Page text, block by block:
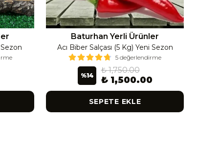
Sezon
Baturhan Yerli Ürünler
Acı Biber Salçası (5 Kg) Yeni Sezon
5 değerlendirme
%14
₺ 1,750.00
₺ 1,500.00
SEPETE EKLE